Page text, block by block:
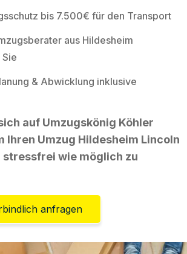
bis 7.500€ für den Transport
aus Hildesheim
& Abwicklung inklusive
auf Umzugskönig Köhler
Ihren Umzug Hildesheim Lincoln
stressfrei wie möglich zu
anfragen